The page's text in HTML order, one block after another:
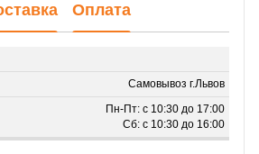
Оплата
Самовывоз г.Львов
Пн-Пт: с 10:30 до 17:00
Сб: с 10:30 до 16:00